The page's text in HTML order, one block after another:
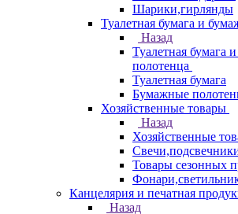
Шарики,гирлянды
Туалетная бумага и
Назад
Туалетная бумага
полотенца
Туалетная бумага
Бумажные
Хозяйственные товары
Назад
Хозяйственные
Товары сезонных
Канцелярия и печатная
Назад